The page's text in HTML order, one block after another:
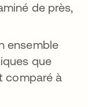
de près,
ensemble
que
comparé à